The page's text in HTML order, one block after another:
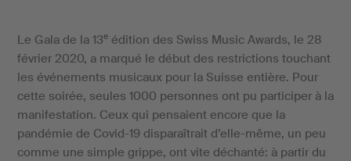
Le Gala de la 13eédition des Swiss Music Awards, le 28
février 2020, a marqué le début des restrictions touchant
les événements musicaux pour la Suisse entière. Pour
cette soirée, seules 1000 personnes ont pu participer à la
manifestation. Ceux qui pensaient encore que la
pandémie de Covid-19 disparaîtrait d’elle-même, un peu
comme une simple grippe, ont vite déchanté: à partir du